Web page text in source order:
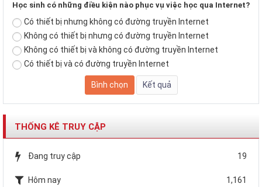
Học sinh có những điều kiện nào phục vụ việc học qua Internet?
Có thiết bị nhưng không có đường truyền Internet
Không có thiết bị nhưng có đường truyền Internet
Không có thiết bị và không có đường truyền Internet
Có thiết bị và có đường truyền Internet
THỐNG KÊ TRUY CẬP
Đang truy cập 19
Hôm nay 1,161